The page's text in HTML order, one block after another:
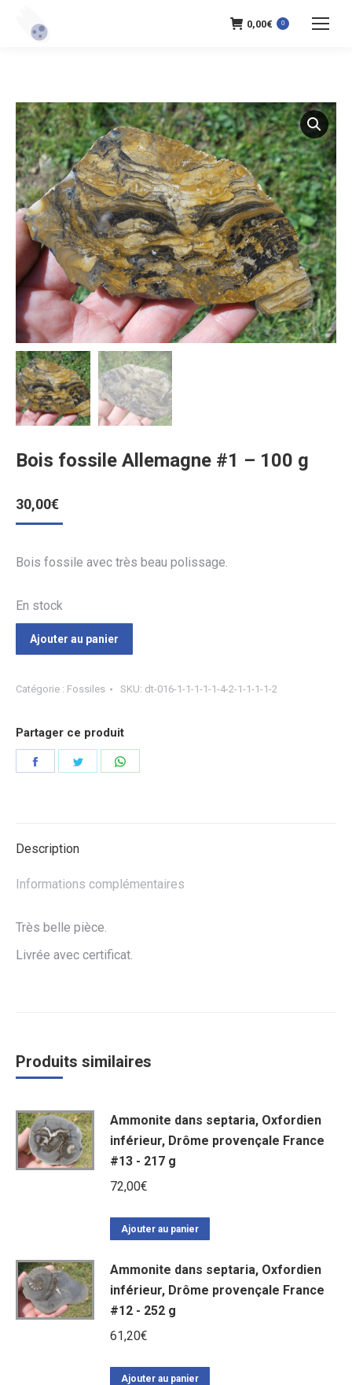
0,00€ 0
Bois fossile Allemagne #1 – 100 g
30,00€
Bois fossile avec très beau polissage.
En stock
Ajouter au panier
Catégorie : Fossiles SKU: dt-016-1-1-1-1-1-4-2-1-1-1-1-2
Partager ce produit
Partager Partager
Description
Informations complémentaires
Très belle pièce.
Livrée avec certificat.
Produits similaires
Ammonite dans septaria, Oxfordien
inférieur, Drôme provençale France
#13 - 217 g
72,00€
Ajouter au panier
Ammonite dans septaria, Oxfordien
inférieur, Drôme provençale France
#12 - 252 g
61,20€
Ajouter au panier